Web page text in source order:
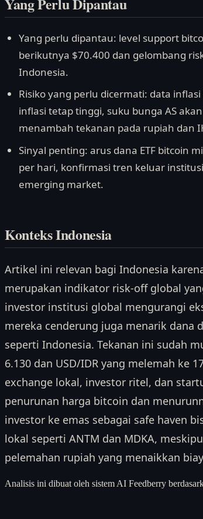
Yang perlu dipantau: level support
berikutnya $70.400 dan gelombang
Indonesia.
Risiko yang perlu dicermati: data
inflasi tetap tinggi, suku bunga AS
menambah tekanan pada rupiah dan
Sinyal penting: arus dana ETF bitcoin
per hari, konfirmasi tren keluar
emerging market.
Konteks Indonesia
Artikel ini relevan bagi Indonesia
merupakan indikator risk-off global
investor institusi global mengurangi
mereka cenderung juga menarik dana
seperti Indonesia. Tekanan ini sudah
6.130 dan USD/IDR yang melemah ke
exchange lokal, investor ritel, dan
penurunan harga bitcoin dan
investor ke emas sebagai safe haven
lokal seperti ANTM dan MDKA,
pelemahan rupiah yang menaikkan
Analisis ini dibuat oleh sistem AI Feedberry